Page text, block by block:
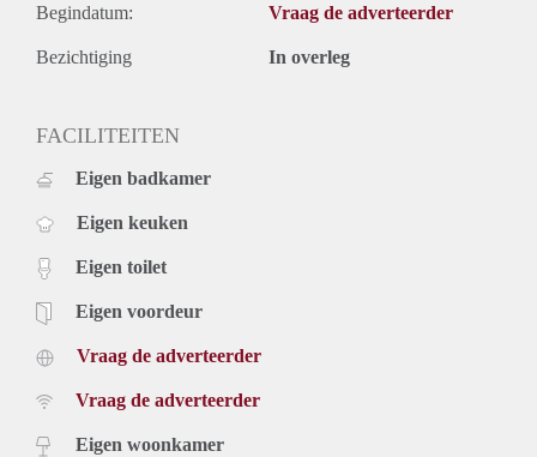
Begindatum: Vraag de adverteerder
Bezichtiging In overleg
FACILITEITEN
Eigen badkamer
Eigen keuken
Eigen toilet
Eigen voordeur
Vraag de adverteerder
Vraag de adverteerder
Eigen woonkamer